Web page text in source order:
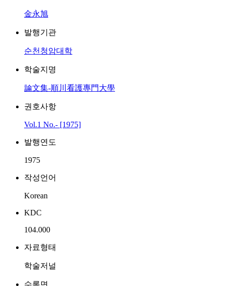
金永旭
발행기관
순천청암대학
학술지명
論文集-順川看護專門大學
권호사항
Vol.1 No.- [1975]
발행연도
1975
작성언어
Korean
KDC
104.000
자료형태
학술저널
수록면